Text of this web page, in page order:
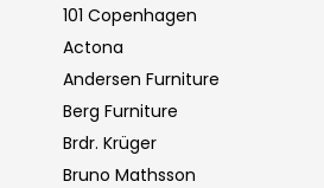
101 Copenhagen
Actona
Andersen Furniture
Berg Furniture
Brdr. Krüger
Bruno Mathsson